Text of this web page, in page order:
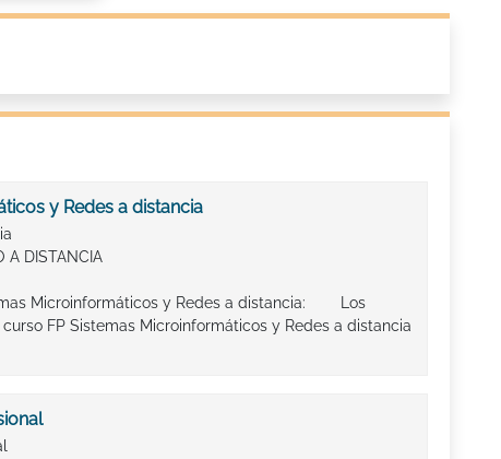
y Redes a distancia
A DISTANCIA
Microinformáticos y Redes a distancia: Los
FP Sistemas Microinformáticos y Redes a distancia